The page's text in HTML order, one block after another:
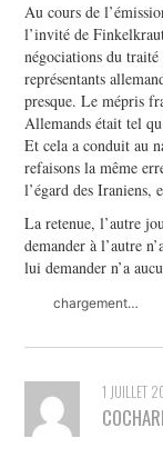
Au cours de
l’invité de
négociations du
représentants
presque. Le mépris
Allemands était tel
Et cela a conduit au
refaisons la même
l’égard des Iraniens,
La retenue, l’autre
demander à l’autre
lui demander n’a
chargement…
1 JUILLET